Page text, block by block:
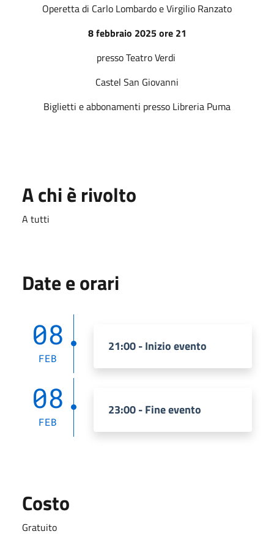
Operetta di Carlo Lombardo e Virgilio Ranzato
8 febbraio 2025 ore 21
presso Teatro Verdi
Castel San Giovanni
Biglietti e abbonamenti presso Libreria Puma
A chi è rivolto
A tutti
Date e orari
08
FEB
21:00 - Inizio evento
08
FEB
23:00 - Fine evento
Costo
Gratuito